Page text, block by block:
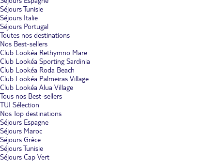
Séjours Tunisie
Séjours Italie
Séjours Portugal
Toutes nos destinations
Nos Best-sellers
Club Lookéa Rethymno Mare
Club Lookéa Sporting Sardinia
Club Lookéa Roda Beach
Club Lookéa Palmeiras Village
Club Lookéa Alua Village
Tous nos Best-sellers
TUI Sélection
Nos Top destinations
Séjours Espagne
Séjours Maroc
Séjours Grèce
Séjours Tunisie
Séjours Cap Vert